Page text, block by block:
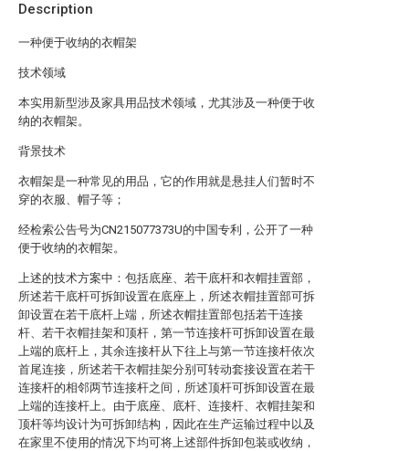
Description
一种便于收纳的衣帽架
技术领域
本实用新型涉及家具用品技术领域，尤其涉及一种便于收
纳的衣帽架。
背景技术
衣帽架是一种常见的用品，它的作用就是悬挂人们暂时不
穿的衣服、帽子等；
经检索公告号为CN215077373U的中国专利，公开了一种
便于收纳的衣帽架。
上述的技术方案中：包括底座、若干底杆和衣帽挂置部，
所述若干底杆可拆卸设置在底座上，所述衣帽挂置部可拆
卸设置在若干底杆上端，所述衣帽挂置部包括若干连接
杆、若干衣帽挂架和顶杆，第一节连接杆可拆卸设置在最
上端的底杆上，其余连接杆从下往上与第一节连接杆依次
首尾连接，所述若干衣帽挂架分别可转动套接设置在若干
连接杆的相邻两节连接杆之间，所述顶杆可拆卸设置在最
上端的连接杆上。由于底座、底杆、连接杆、衣帽挂架和
顶杆等均设计为可拆卸结构，因此在生产运输过程中以及
在家里不使用的情况下均可将上述部件拆卸包装或收纳，